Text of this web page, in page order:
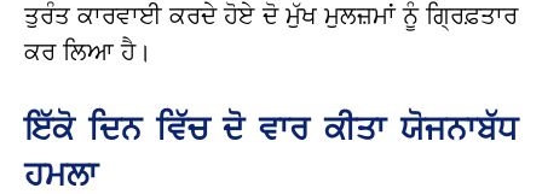
ਤੁਰੰਤ ਕਾਰਵਾਈ ਕਰਦੇ ਹੋਏ ਦੋ ਮੁੱਖ ਮੁਲਜ਼ਮਾਂ ਨੂੰ ਗ੍ਰਿਫ਼ਤਾਰ
ਕਰ ਲਿਆ ਹੈ।
ਇੱਕੋ ਦਿਨ ਵਿੱਚ ਦੋ ਵਾਰ ਕੀਤਾ ਯੋਜਨਾਬੱਧ
ਹਮਲਾ